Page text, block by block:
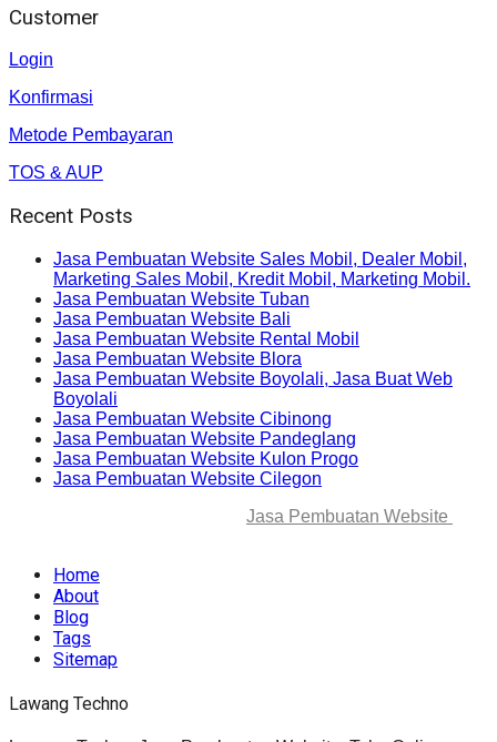
Customer
Login
Konfirmasi
Metode Pembayaran
TOS & AUP
Recent Posts
Jasa Pembuatan Website Sales Mobil, Dealer Mobil,
Marketing Sales Mobil, Kredit Mobil, Marketing Mobil.
Jasa Pembuatan Website Tuban
Jasa Pembuatan Website Bali
Jasa Pembuatan Website Rental Mobil
Jasa Pembuatan Website Blora
Jasa Pembuatan Website Boyolali, Jasa Buat Web
Boyolali
Jasa Pembuatan Website Cibinong
Jasa Pembuatan Website Pandeglang
Jasa Pembuatan Website Kulon Progo
Jasa Pembuatan Website Cilegon
Jasa Pembuatan Website
Home
About
Blog
Tags
Sitemap
Lawang Techno